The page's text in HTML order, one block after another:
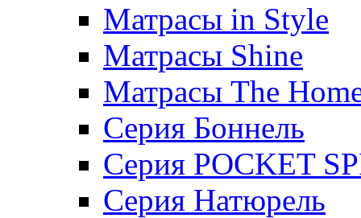
Матрасы in Style
Матрасы Shine
Матрасы The
Серия Боннель
Серия POCKET
Серия Натюрель